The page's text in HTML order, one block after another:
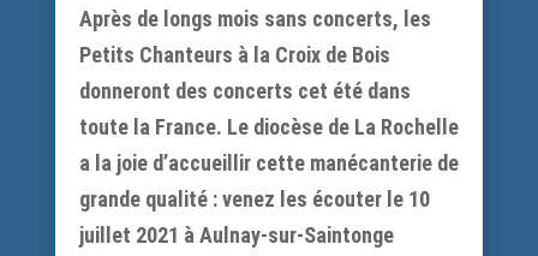
Après de longs mois sans concerts, les
Petits Chanteurs à la Croix de Bois
donneront des concerts cet été dans
toute la France. Le diocèse de La Rochelle
a la joie d’accueillir cette manécanterie de
grande qualité : venez les écouter le 10
juillet 2021 à Aulnay-sur-Saintonge